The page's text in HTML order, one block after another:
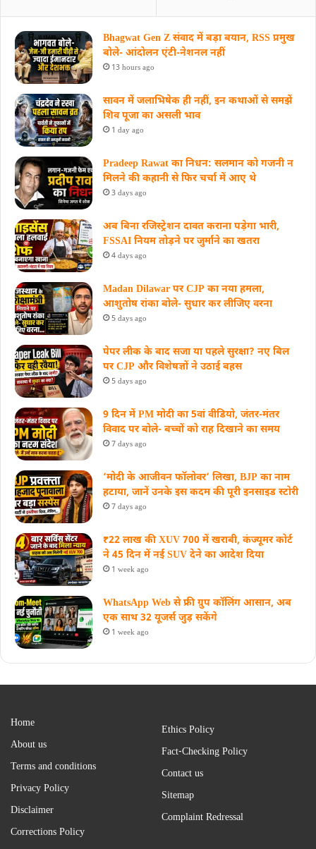
Bhagwat Gen Z संवाद में बड़ा बयान, RSS प्रमुख
बोले- आंदोलन एंटी-नेशनल नहीं
13 hours ago
सावन में जलाभिषेक ही नहीं, इन कथाओं से समझें
शिव पूजा का असली भाव
1 day ago
Pradeep Rawat का निधन: सलमान को गजनी न
मिलने की कहानी से फिर चर्चा में आए थे
3 days ago
अब बिना रजिस्ट्रेशन दावत कराना पड़ेगा भारी,
FSSAI नियम तोड़ने पर जुर्माने का खतरा
4 days ago
Madan Dilawar पर CJP का नया हमला,
आशुतोष रांका बोले- सुधार कर लीजिए वरना
5 days ago
पेपर लीक के बाद सजा या पहले सुरक्षा? नए बिल
पर CJP और विशेषज्ञों ने उठाई बहस
5 days ago
9 दिन में PM मोदी का 5वां वीडियो, जंतर-मंतर
विवाद पर बोले- बच्चों को राह दिखाने का समय
7 days ago
‘मोदी के आजीवन फॉलोवर’ लिखा, BJP का नाम
हटाया, जानें उनके इस कदम की पूरी इनसाइड स्‍टोरी
7 days ago
₹22 लाख की XUV 700 में खराबी, कंज्यूमर कोर्ट
ने 45 दिन में नई SUV देने का आदेश दिया
1 week ago
WhatsApp Web से फ्री ग्रुप कॉलिंग आसान, अब
एक साथ 32 यूजर्स जुड़ सकेंगे
1 week ago
Home
About us
Terms and conditions
Privacy Policy
Disclaimer
Corrections Policy
Ethics Policy
Fact-Checking Policy
Contact us
Sitemap
Complaint Redressal